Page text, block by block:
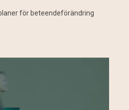
för beteendeförändring